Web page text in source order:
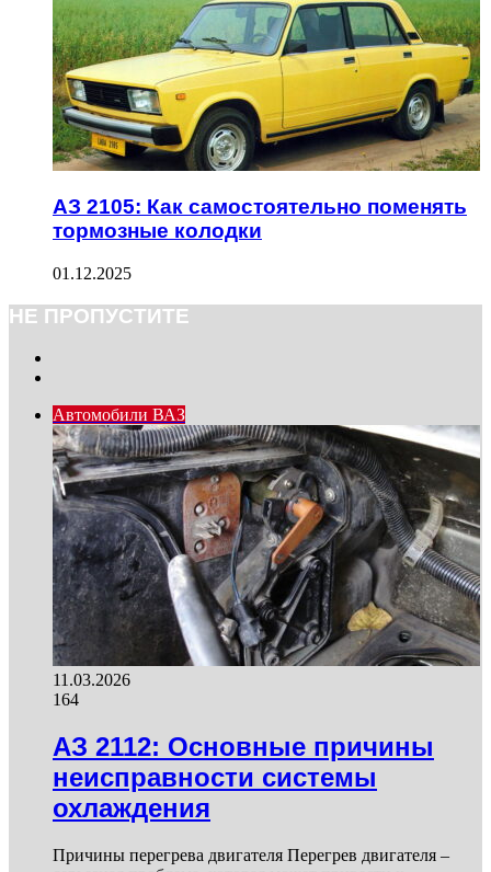
АЗ 2105: Как самостоятельно поменять
тормозные колодки
01.12.2025
НЕ ПРОПУСТИТЕ
Автомобили ВАЗ
11.03.2026
164
АЗ 2112: Основные причины
неисправности системы
охлаждения
Причины перегрева двигателя Перегрев двигателя –